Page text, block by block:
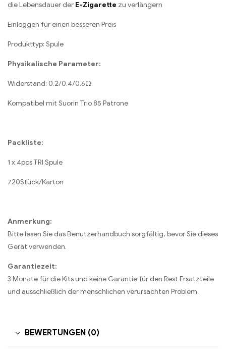
die Lebensdauer der E-Zigarette zu verlängern
Einloggen für einen besseren Preis
Produkttyp: Spule
Physikalische Parameter:
Widerstand: 0.2/0.4/0.6Ω
Kompatibel mit Suorin Trio 85 Patrone
Packliste:
1 x 4pcs TRI Spule
720Stück/Karton
Anmerkung:
Bitte lesen Sie das Benutzerhandbuch sorgfältig, bevor Sie dieses
Gerät verwenden.
Garantiezeit:
3 Monate für die Kits und keine Garantie für den Rest Ersatzteile
und ausschließlich der menschlichen verursachten Problem.
BEWERTUNGEN (0)